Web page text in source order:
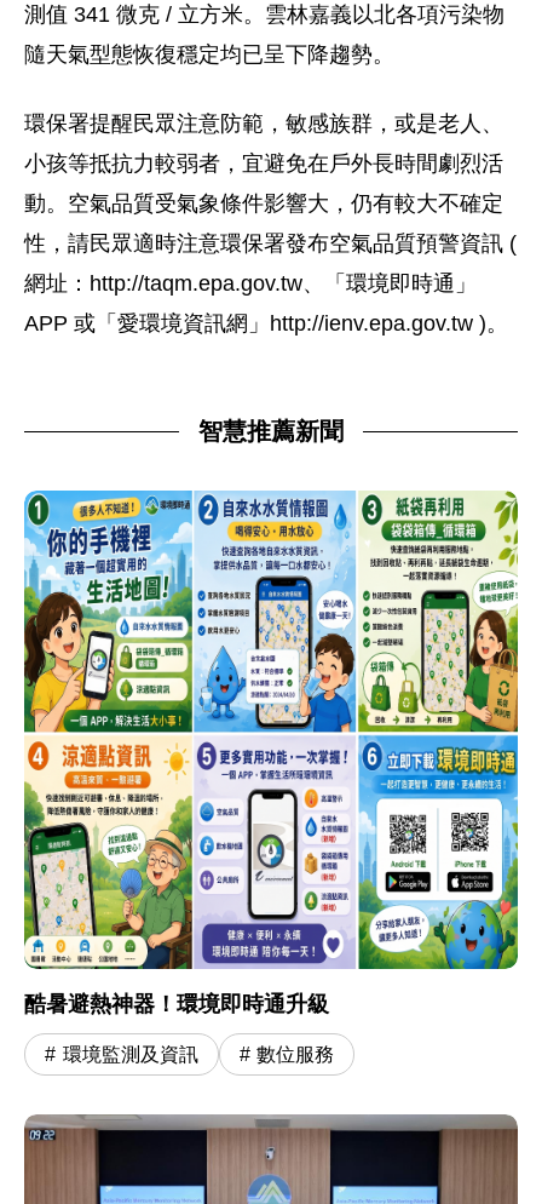
測值 341 微克 / 立方米。雲林嘉義以北各項污染物
隨天氣型態恢復穩定均已呈下降趨勢。
環保署提醒民眾注意防範，敏感族群，或是老人、
小孩等抵抗力較弱者，宜避免在戶外長時間劇烈活
動。空氣品質受氣象條件影響大，仍有較大不確定
性，請民眾適時注意環保署發布空氣品質預警資訊 (
網址：http://taqm.epa.gov.tw、「環境即時通」
APP 或「愛環境資訊網」http://ienv.epa.gov.tw )。
智慧推薦新聞
酷暑避熱神器！環境即時通升級
環境監測及資訊 數位服務